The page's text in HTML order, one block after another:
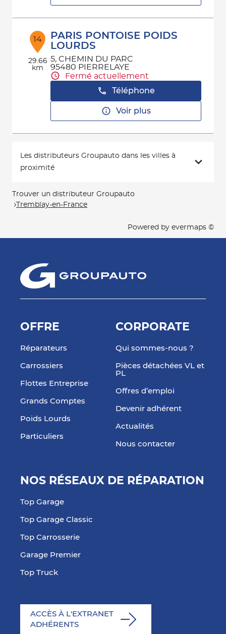
14
29.66
km
PARIS PONTOISE POIDS
LOURDS
5, CHEMIN DU PARC
95480 PIERRELAYE
Fermé actuellement
Téléphone
Voir plus
Les distributeurs Groupauto dans les villes à
proximité
Trouver un distributeur Groupauto
Tremblay-en-France
Powered by evermaps ©
OFFRE
Réparateurs
Carrossiers
Flottes Entreprise
Grands Comptes
Poids Lourds
Particuliers
CORPORATE
Qui sommes-nous ?
Pièces détachées VL et
PL
Offres d’emploi
Devenir adhérent
Actualités
Nous contacter
NOS RÉSEAUX DE RÉPARATION
Top Garage
Top Garage Classic
Top Carrosserie
Garage Premier
Top Truck
ACCÈS À L'EXTRANET
ADHÉRENTS